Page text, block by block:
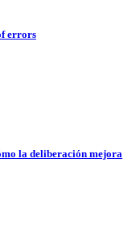
errors
la deliberación mejora